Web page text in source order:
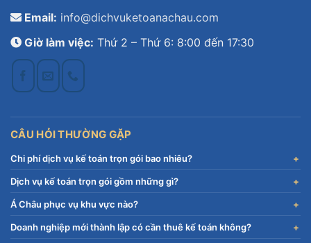
Email: info@dichvuketoanachau.com
Giờ làm việc: Thứ 2 – Thứ 6: 8:00 đến 17:30
CÂU HỎI THƯỜNG GẶP
Chi phí dịch vụ kế toán trọn gói bao nhiêu?
Dịch vụ kế toán trọn gói gồm những gì?
Á Châu phục vụ khu vực nào?
Doanh nghiệp mới thành lập có cần thuê kế toán không?